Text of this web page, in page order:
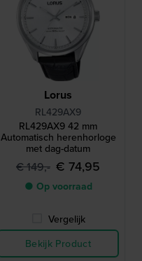
Lorus
RL429AX9
RL429AX9 42 mm
Automatisch herenhorloge
met dag-datum
€ 149,- € 74,95
● Op voorraad
Vergelijk
Bekijk Product